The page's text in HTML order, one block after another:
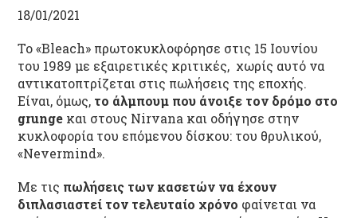
18/01/2021
Το «Bleach» πρωτοκυκλοφόρησε στις 15 Ιουνίου
του 1989 με εξαιρετικές κριτικές, χωρίς αυτό να
αντικατοπτρίζεται στις πωλήσεις της εποχής.
Είναι, όμως, το άλμπουμ που άνοιξε τον δρόμο στο
grunge και στους Nirvana και οδήγησε στην
κυκλοφορία του επόμενου δίσκου: του θρυλικού,
«Nevermind».
Με τις πωλήσεις των κασετών να έχουν
διπλασιαστεί τον τελευταίο χρόνο φαίνεται να